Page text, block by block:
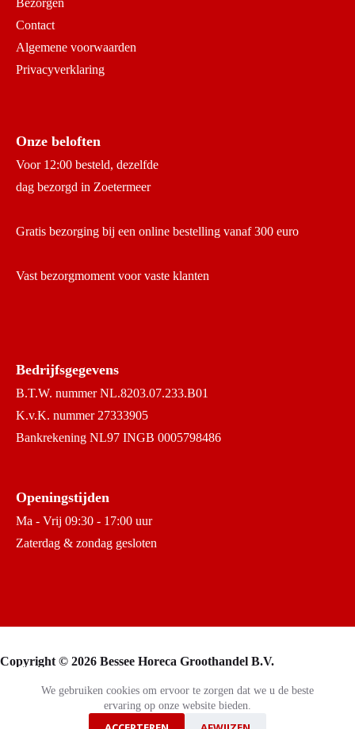
We gebruiken cookies om ervoor te zorgen dat we u de beste
ervaring op onze website bieden.
Bezorgen
Contact
Algemene voorwaarden
Privacyverklaring
Onze beloften
Voor 12:00 besteld, dezelfde
dag bezorgd in Zoetermeer
Gratis bezorging bij een online bestelling vanaf 300 euro
Vast bezorgmoment voor vaste klanten
Bedrijfsgegevens
B.T.W. nummer NL.8203.07.233.B01
K.v.K. nummer 27333905
Bankrekening NL97 INGB 0005798486
Openingstijden
Ma - Vrij 09:30 - 17:00 uur
Zaterdag & zondag gesloten
Copyright © 2026 Bessee Horeca Groothandel B.V.